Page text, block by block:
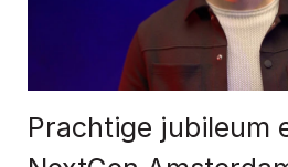
Prachtige jubileum